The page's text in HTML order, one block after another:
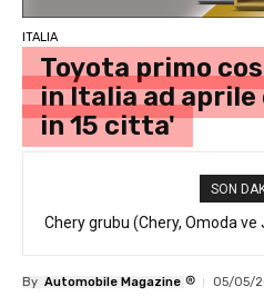
ITALIA
Toyota primo
in Italia ad aprile
in 15 citta'
SON
VW 100.000 çalışanı işten
By Automobile Magazine ® 05/05/